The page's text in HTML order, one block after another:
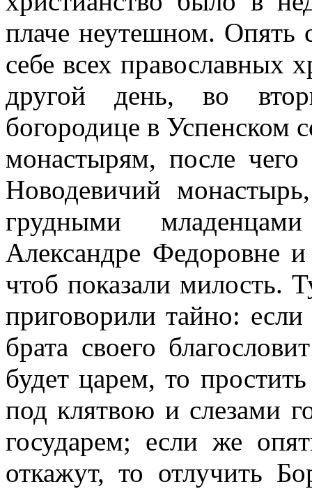
плаче неутешном. Опять
себе всех православных
другой день, во
богородице в Успенском
монастырям, после
Новодевичий
грудными
Александре Федоровне
чтоб показали милость.
приговорили тайно:
брата своего
будет царем, то
под клятвою и слезами
государем; если же
откажут, то отлучить